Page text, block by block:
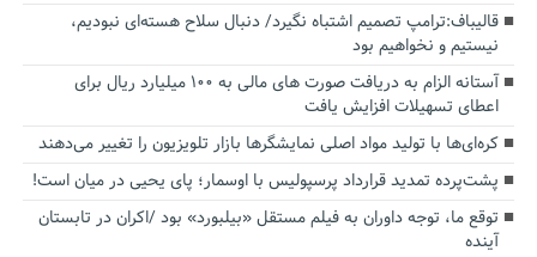
قالیباف:ترامپ تصمیم اشتباه نگیرد/ دنبال سلاح هسته‌ای نبودیم،
نیستیم و نخواهیم بود
آستانه الزام به دریافت صورت های مالی به ۱۰۰ میلیارد ریال برای
اعطای تسهیلات افزایش یافت
کره‌ای‌ها با تولید مواد اصلی نمایشگرها بازار تلویزیون را تغییر می‌دهند
پشت‌پرده تمدید قرارداد پرسپولیس با اوسمار؛ پای یحیی در میان است!
توقع ما، توجه داوران به فیلم مستقل «بیلبورد» بود /اکران در تابستان
آینده